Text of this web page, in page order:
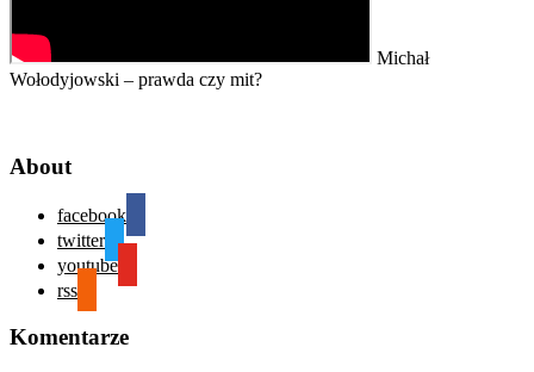
Michał
Wołodyjowski – prawda czy mit?
About
facebook
twitter
youtube
rss
Komentarze